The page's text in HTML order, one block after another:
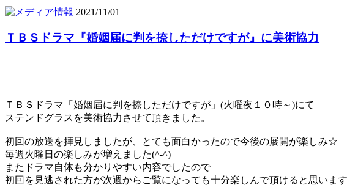
2021/11/01
ＴＢＳドラマ『婚姻届に判を捺しただけですが』に美術協力
ＴＢＳドラマ「婚姻届に判を捺しただけですが」(火曜夜１０時～)にて
ステンドグラスを美術協力させて頂きました。
初回の放送を拝見しましたが、とても面白かったので今後の展開が楽しみ☆
毎週火曜日の楽しみが増えました(^-^)
またドラマ自体も分かりやすい内容でしたので
初回を見逃された方が次週からご覧になっても十分楽しんで頂けると思います